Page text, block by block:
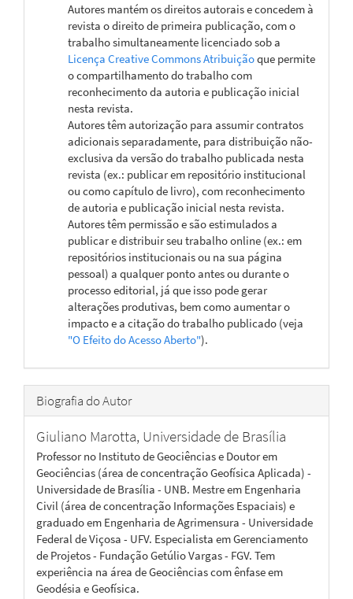
Autores mantém os direitos autorais e concedem à
revista o direito de primeira publicação, com o
trabalho simultaneamente licenciado sob a
Licença Creative Commons Atribuiçãoque permite
o compartilhamento do trabalho com
reconhecimento da autoria e publicação inicial
nesta revista.
Autores têm autorização para assumir contratos
adicionais separadamente, para distribuição não-
exclusiva da versão do trabalho publicada nesta
revista (ex.: publicar em repositório institucional
ou como capítulo de livro), com reconhecimento
de autoria e publicação inicial nesta revista.
Autores têm permissão e são estimulados a
publicar e distribuir seu trabalho online (ex.: em
repositórios institucionais ou na sua página
pessoal) a qualquer ponto antes ou durante o
processo editorial, já que isso pode gerar
alterações produtivas, bem como aumentar o
impacto e a citação do trabalho publicado (veja
"O Efeito do Acesso Aberto").
Biografia do Autor
Giuliano Marotta, Universidade de Brasília
Professor no Instituto de Geociências e Doutor em
Geociências (área de concentração Geofísica Aplicada) -
Universidade de Brasília - UNB. Mestre em Engenharia
Civil (área de concentração Informações Espaciais) e
graduado em Engenharia de Agrimensura - Universidade
Federal de Viçosa - UFV. Especialista em Gerenciamento
de Projetos - Fundação Getúlio Vargas - FGV. Tem
experiência na área de Geociências com ênfase em
Geodésia e Geofísica.